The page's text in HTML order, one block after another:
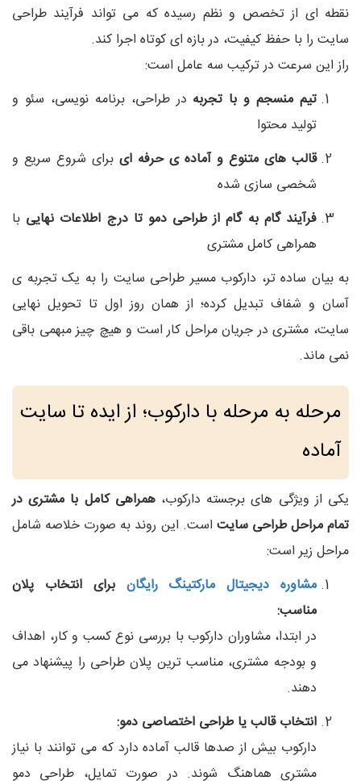
نقطه‌ ای از تخصص و نظم رسیده که می‌ تواند فرآیند طراحی
سایت را با حفظ کیفیت، در بازه‌ ای کوتاه اجرا کند.
راز این سرعت در ترکیب سه عامل است:
تیم منسجم و با تجربه در طراحی، برنامه‌ نویسی، سئو و
تولید محتوا
قالب‌ های متنوع و آماده‌ ی حرفه‌ ای برای شروع سریع و
شخصی‌ سازی‌ شده
فرآیند گام‌ به‌ گام از طراحی دمو تا درج اطلاعات نهایی با
همراهی کامل مشتری
به بیان ساده‌ تر، دارکوب مسیر طراحی سایت را به یک تجربه‌ ی
آسان و شفاف تبدیل کرده؛ از همان روز اول تا تحویل نهایی
سایت، مشتری در جریان مراحل کار است و هیچ چیز مبهمی باقی
نمی‌ ماند.
مرحله‌ به‌ مرحله با دارکوب؛ از ایده تا سایت
آماده
یکی از ویژگی‌ های برجسته دارکوب،همراهی کامل با مشتری در
تمام مراحل طراحی سایت است. این روند به‌ صورت خلاصه شامل
مراحل زیر است:
مشاوره دیجیتال مارکتینگ رایگان برای انتخاب پلان
مناسب:
در ابتدا، مشاوران دارکوب با بررسی نوع کسب‌ و کار، اهداف
و بودجه مشتری، مناسب‌ ترین پلان طراحی را پیشنهاد می‌
دهند.
انتخاب قالب یا طراحی اختصاصی دمو:
دارکوب بیش از صدها قالب آماده دارد که می‌ توانند با نیاز
مشتری هماهنگ شوند. در صورت تمایل، طراحی دمو